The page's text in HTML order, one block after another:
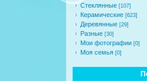
Стеклянные [107]
Керамические [623]
Деревянные [29]
Разные [30]
Мои фотографии [0]
Моя семья [0]